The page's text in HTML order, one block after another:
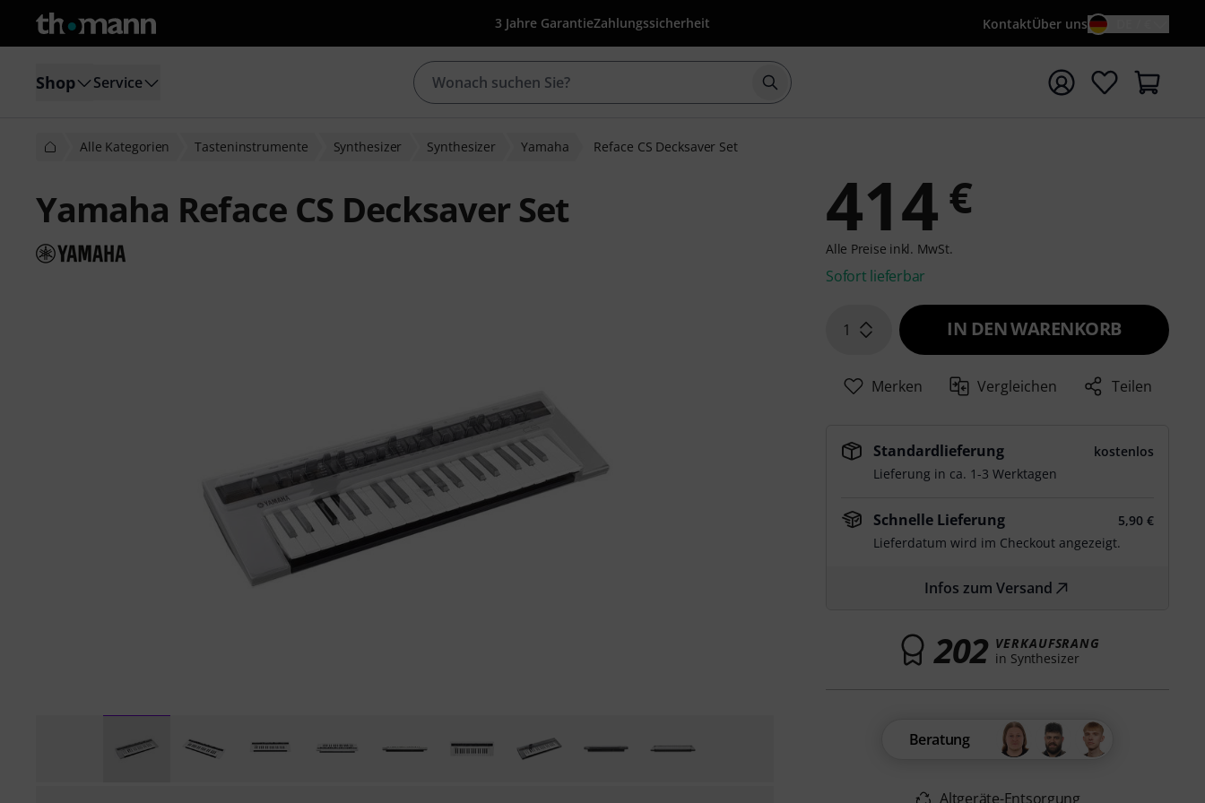
3 Jahre GarantieZahlungssicherheit KontaktÜber uns
Shop Service Suche mit Suchwort {searchTerm} starten
Alle Kategorien Tasteninstrumente Synthesizer Synthesizer Yamaha Reface CS Decksaver Set
Yamaha Reface CS Decksaver Set 414 €
Alle Preise inkl. MwSt.
Sofort lieferbar
1 IN DEN WARENKORB
Merken Vergleichen Teilen
Standardlieferung
kostenlos
Lieferung in ca. 1-3 Werktagen
Schnelle Lieferung
5,90 €
Lieferdatum wird im Checkout angezeigt.
Infos zum Versand
202 VERKAUFSRANG
in Synthesizer
Beratung
Altgeräte-Entsorgung